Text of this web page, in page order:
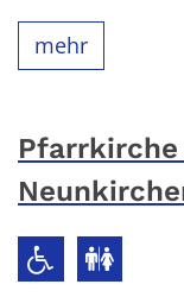
mehr